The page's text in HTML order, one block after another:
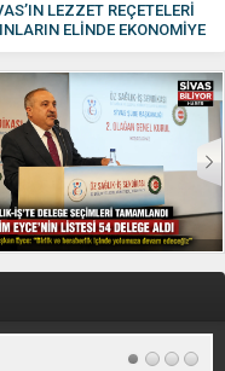
LEZZET REÇETELERİ
ELİNDE EKONOMİYE
KAZANDIRILIYOR